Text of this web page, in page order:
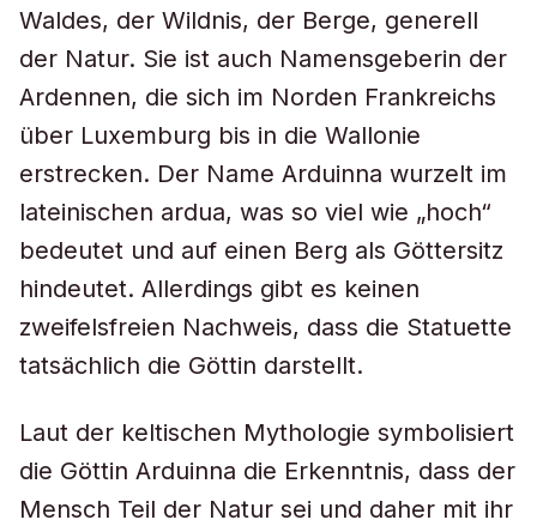
Waldes, der Wildnis, der Berge, generell
der Natur. Sie ist auch Namensgeberin der
Ardennen, die sich im Norden Frankreichs
über Luxemburg bis in die Wallonie
erstrecken. Der Name Arduinna wurzelt im
lateinischen ardua, was so viel wie „hoch“
bedeutet und auf einen Berg als Göttersitz
hindeutet. Allerdings gibt es keinen
zweifelsfreien Nachweis, dass die Statuette
tatsächlich die Göttin darstellt.
Laut der keltischen Mythologie symbolisiert
die Göttin Arduinna die Erkenntnis, dass der
Mensch Teil der Natur sei und daher mit ihr